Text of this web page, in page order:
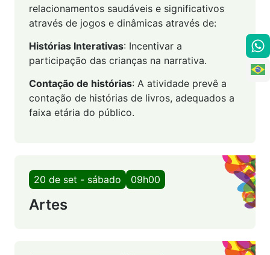
relacionamentos saudáveis e significativos
através de jogos e dinâmicas através de:
Histórias Interativas: Incentivar a
participação das crianças na narrativa.
Contação de histórias: A atividade prevê a
contação de histórias de livros, adequados a
faixa etária do público.
20 de set - sábado 09h00
Artes